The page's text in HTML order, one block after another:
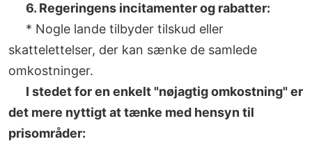
6. Regeringens incitamenter og rabatter:
* Nogle lande tilbyder tilskud eller
skattelettelser, der kan sænke de samlede
omkostninger.
I stedet for en enkelt "nøjagtig omkostning" er
det mere nyttigt at tænke med hensyn til
prisområder: